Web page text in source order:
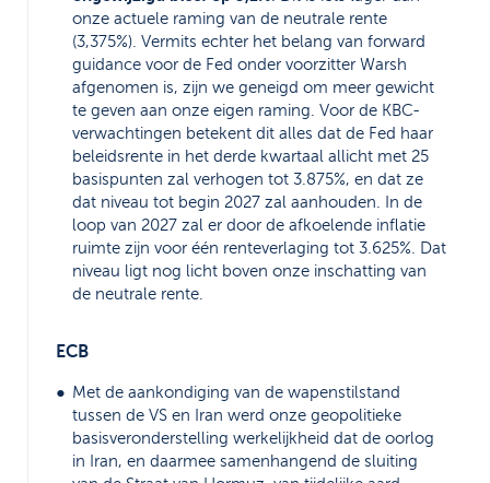
onze actuele raming van de neutrale rente
(3,375%). Vermits echter het belang van forward
guidance voor de Fed onder voorzitter Warsh
afgenomen is, zijn we geneigd om meer gewicht
te geven aan onze eigen raming. Voor de KBC-
verwachtingen betekent dit alles dat de Fed haar
beleidsrente in het derde kwartaal allicht met 25
basispunten zal verhogen tot 3.875%, en dat ze
dat niveau tot begin 2027 zal aanhouden. In de
loop van 2027 zal er door de afkoelende inflatie
ruimte zijn voor één renteverlaging tot 3.625%. Dat
niveau ligt nog licht boven onze inschatting van
de neutrale rente.
ECB
Met de aankondiging van de wapenstilstand
tussen de VS en Iran werd onze geopolitieke
basisveronderstelling werkelijkheid dat de oorlog
in Iran, en daarmee samenhangend de sluiting